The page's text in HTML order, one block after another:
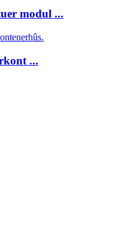
modul ...
...